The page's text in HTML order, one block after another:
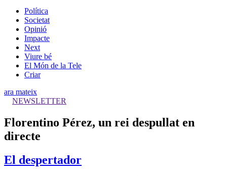
Política
Societat
Opinió
Impacte
Next
Viure bé
El Món de la Tele
Criar
ara mateix
NEWSLETTER
Florentino Pérez, un rei despullat en
directe
El despertador